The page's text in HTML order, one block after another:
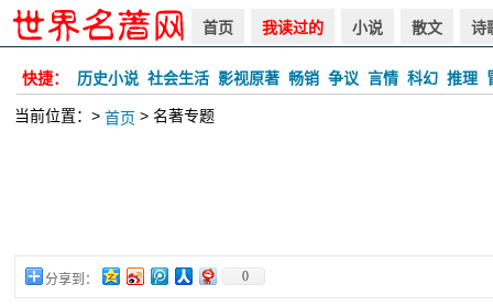
首页 我读过的 小说 散文 诗
快捷： 历史小说 社会生活 影视原著 畅销 争议 言情 科幻 推理
当前位置：> 首页 > 名著专题
分享到： 0